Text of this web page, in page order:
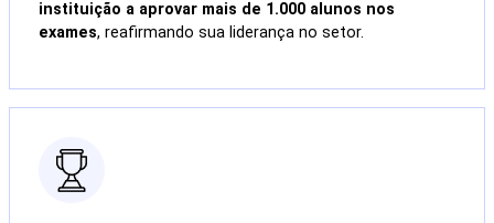
instituição a aprovar mais de 1.000 alunos nos
exames, reafirmando sua liderança no setor.